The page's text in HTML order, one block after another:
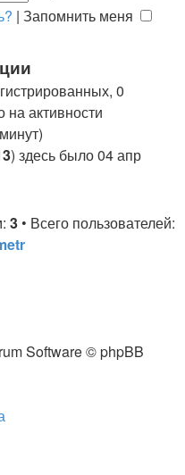
| Запомнить меня
0
на активности
) здесь было 04 апр
3 • Всего пользователей:
Software © phpBB